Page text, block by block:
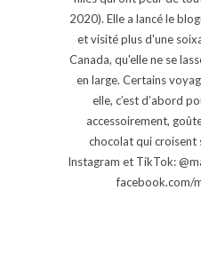
2020). Elle a lancé le
et visité plus d'une
Canada, qu'elle ne se
en large. Certains
elle, c’est d’abord
accessoirement,
chocolat qui croisent
Instagram et TikTok:
facebook.com/